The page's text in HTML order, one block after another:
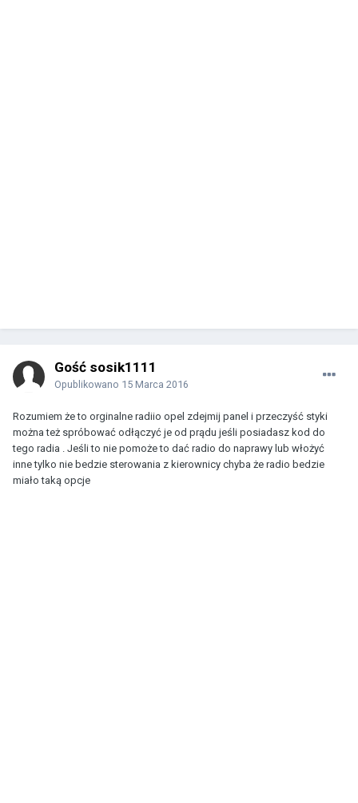
Gość sosik1111
Opublikowano 15 Marca 2016
Rozumiem że to orginalne radiio opel zdejmij panel i przeczyść styki
można też spróbować odłączyć je od prądu jeśli posiadasz kod do
tego radia . Jeśli to nie pomoże to dać radio do naprawy lub włożyć
inne tylko nie bedzie sterowania z kierownicy chyba że radio bedzie
miało taką opcje